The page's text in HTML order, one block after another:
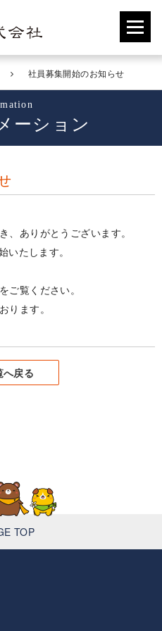
社員募集開始のお知らせ
ーション
、ありがとうございます。
たします。
をご覧ください。
ります。
へ戻る
TOP